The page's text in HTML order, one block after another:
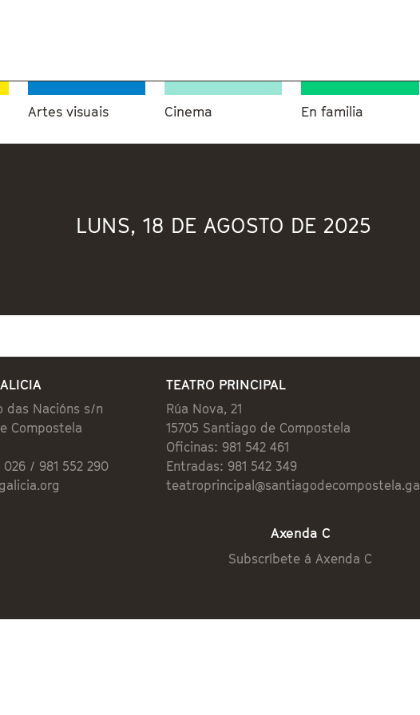
Artes visuais Cinema En familia
LUNS, 18 DE AGOSTO DE 2025
das Nacións s/n
Compostela
026 / 981 552 290
TEATRO PRINCIPAL
Rúa Nova, 21
15705 Santiago de Compostela
Oficinas: 981 542 461
Entradas: 981 542 349
teatroprincipal@santiagodecompostela.gal
Axenda C
Subscríbete á Axenda C